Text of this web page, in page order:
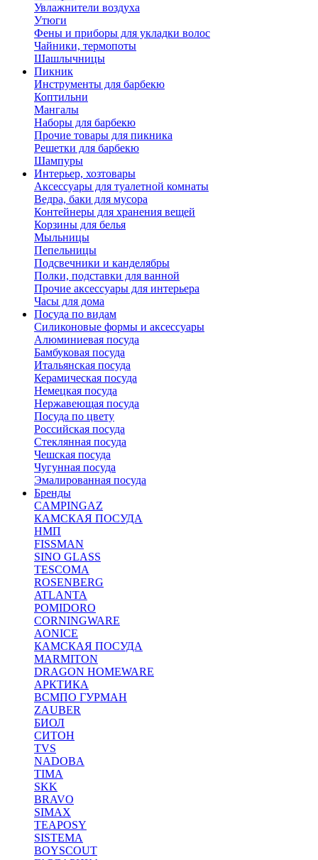
Увлажнители воздуха
Утюги
Фены и приборы для укладки волос
Чайники, термопоты
Шашлычницы
Пикник
Инструменты для барбекю
Коптильни
Мангалы
Наборы для барбекю
Прочие товары для пикника
Решетки для барбекю
Шампуры
Интерьер, хозтовары
Аксессуары для туалетной комнаты
Ведра, баки для мусора
Контейнеры для хранения вещей
Корзины для белья
Мыльницы
Пепельницы
Подсвечники и канделябры
Полки, подставки для ванной
Прочие аксессуары для интерьера
Часы для дома
Посуда по видам
Cиликоновые формы и аксессуары
Алюминиевая посуда
Бамбуковая посуда
Итальянская посуда
Керамическая посуда
Немецкая посуда
Нержавеющая посуда
Посуда по цвету
Российская посуда
Стеклянная посуда
Чешская посуда
Чугунная посуда
Эмалированная посуда
Бренды
CAMPINGAZ
КАМСКАЯ ПОСУДА
НМП
FISSMAN
SINO GLASS
TESCOMA
ROSENBERG
ATLANTA
POMIDORO
CORNINGWARE
AONICE
КАМСКАЯ ПОСУДА
MARMITON
DRAGON HOMEWARE
АРКТИКА
ВСМПО ГУРМАН
ZAUBER
БИОЛ
СИТОН
TVS
NADOBA
TIMA
SKK
BRAVO
SIMAX
TEAPOSY
SISTEMA
BOYSCOUT